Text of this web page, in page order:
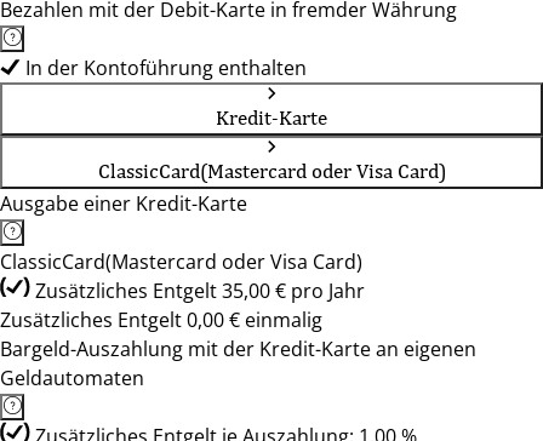
Bezahlen mit der Debit-Karte in fremder Währung
In der Kontoführung enthalten
Kredit-Karte
ClassicCard(Mastercard oder Visa Card)
Ausgabe einer Kredit-Karte
ClassicCard(Mastercard oder Visa Card)
Zusätzliches Entgelt 35,00 € pro Jahr
Zusätzliches Entgelt 0,00 € einmalig
Bargeld-Auszahlung mit der Kredit-Karte an eigenen
Geldautomaten